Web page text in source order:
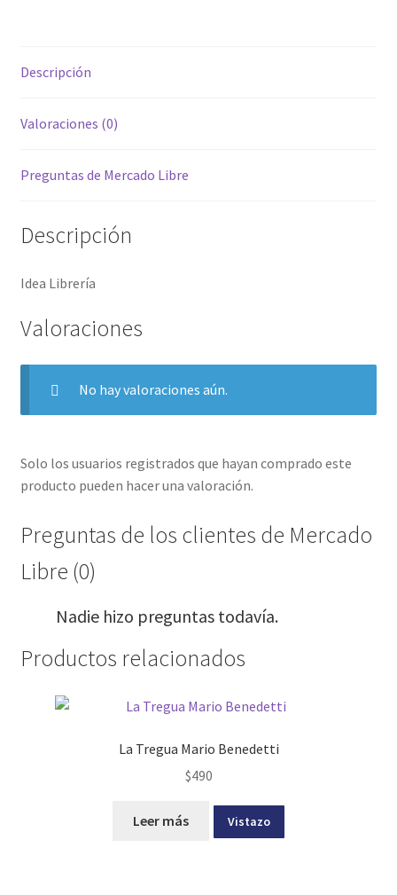
Descripción
Valoraciones (0)
Preguntas de Mercado Libre
Descripción
Idea Librería
Valoraciones
No hay valoraciones aún.
Solo los usuarios registrados que hayan comprado este
producto pueden hacer una valoración.
Preguntas de los clientes de Mercado
Libre (0)
Nadie hizo preguntas todavía.
Productos relacionados
La Tregua Mario Benedetti
$490
Leer más Vistazo